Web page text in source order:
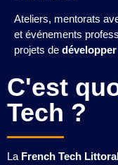
Ateliers, mentorats
et événements
projets de
C'est
Tech ?
La French Tech